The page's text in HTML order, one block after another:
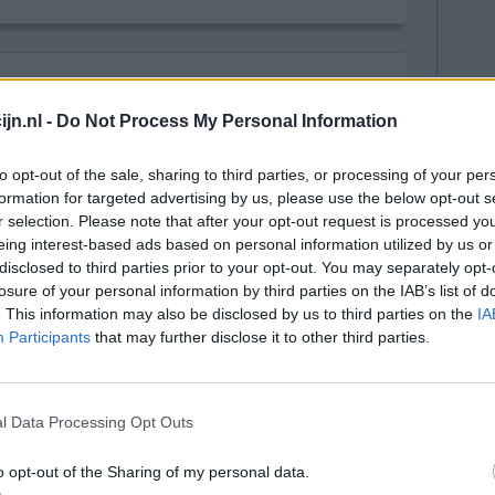
- Do Not Process My Personal Information
opt-out of the sale, sharing to third parties, or processing of your
for targeted advertising by us, please use the below opt-out
selection. Please note that after your opt-out request is processed
interest-based ads based on personal information utilized by us
to third parties prior to your opt-out. You may separately
of your personal information by third parties on the IAB’s list of
This information may also be disclosed by us to third parties on the
Participants that may further disclose it to other third parties.
Data Processing Opt Outs
opt-out of the Sharing of my personal data.
van zenuwcellen in de hersenen en helpen
geen genezende werking; ze nemen de
problemen niet op. De medicatie
Antipsychotica komen vaak met veel
duidelijk is of het ook goed helpt tegen de
personal medicine test, kan een
met zijn behandelaar de geschikt medicijn te
lees meer
leeftijd algehele tevredenheid